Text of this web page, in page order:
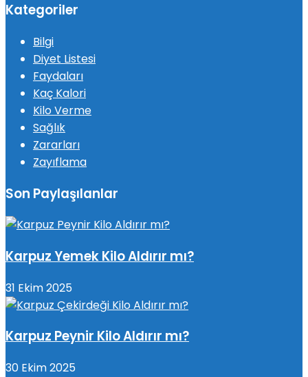
Kategoriler
Bilgi
Diyet Listesi
Faydaları
Kaç Kalori
Kilo Verme
Sağlık
Zararları
Zayıflama
Son Paylaşılanlar
Karpuz Yemek Kilo Aldırır mı?
31 Ekim 2025
Karpuz Peynir Kilo Aldırır mı?
30 Ekim 2025